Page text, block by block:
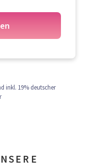
inkl. 19% deutscher